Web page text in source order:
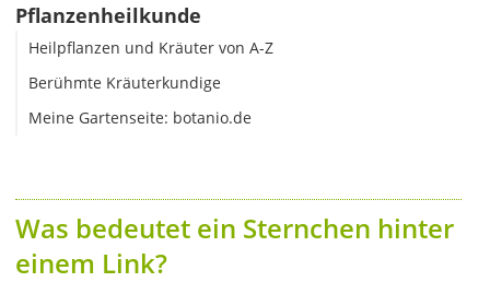
Pflanzenheilkunde
Heilpflanzen und Kräuter von A-Z
Berühmte Kräuterkundige
Meine Gartenseite: botanio.de
Was bedeutet ein Sternchen hinter
einem Link?